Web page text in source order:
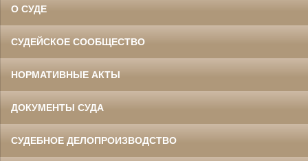
О СУДЕ
СУДЕЙСКОЕ СООБЩЕСТВО
НОРМАТИВНЫЕ АКТЫ
ДОКУМЕНТЫ СУДА
СУДЕБНОЕ ДЕЛОПРОИЗВОДСТВО